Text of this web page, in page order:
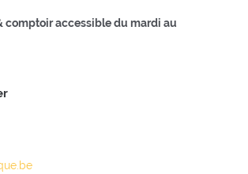
comptoir accessible du mardi au